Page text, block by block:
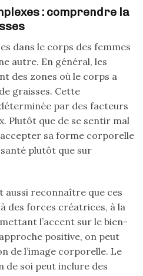
: comprendre la
dans le corps des femmes
autre. En général, les
des zones où le corps a
graisses. Cette
par des facteurs
Plutôt que de se sentir mal
sa forme corporelle
plutôt que sur
aussi reconnaître que ces
des forces créatrices, à la
l’accent sur le bien-
positive, on peut
de l’image corporelle. Le
de soi peut inclure des